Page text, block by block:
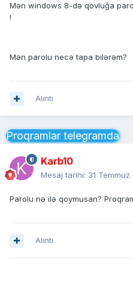
Mən windows 8-də qovluğa
!
Mən parolu necə tapa bilərəm?
Alıntı
Proqramlar telegramda
Karb10
Mesaj tarihi: 31 Temmuz
Parolu nə ilə qoymusan?
Alıntı